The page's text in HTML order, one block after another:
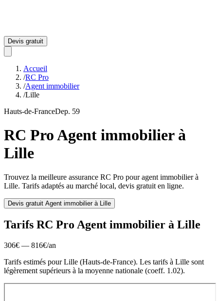
Devis gratuit
Accueil
/RC Pro
/Agent immobilier
/Lille
Hauts-de-FranceDep. 59
RC ProAgent immobilierà
Lille
Trouvez la meilleure assurance RC Pro pouragent immobilierà
Lille. Tarifs adaptés au marché local, devis gratuit en ligne.
Devis gratuit Agent immobilierà Lille
Tarifs RC Pro Agent immobilier à Lille
306€ — 816€/an
Tarifs estimés pourLille (Hauts-de-France). Les tarifs à Lille sont
légèrement supérieurs à la moyenne nationale (coeff. 1.02).